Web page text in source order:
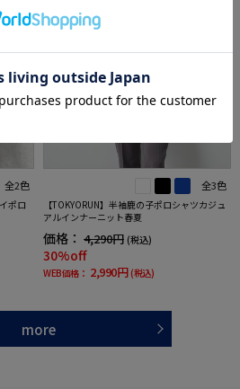
全2色
ポロ
全3色
【TOKYORUN】半袖鹿の子ポロシャツカジュ
アルインナーニット春夏
価格： 4,290円 (税込)
30%off
WEB価格： 2,990円 (税込)
more